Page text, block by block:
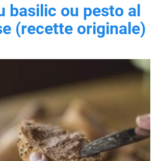
basilic ou pesto al
(recette originale)